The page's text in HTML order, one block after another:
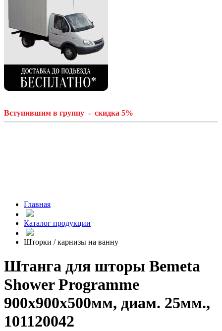
Вступившим в группу - скидка 5%
Главная
Каталог продукции
Шторки / карнизы на ванну
Штанга для шторы Bemeta
Shower Programme
900x900x500мм, диам. 25мм.,
101120042